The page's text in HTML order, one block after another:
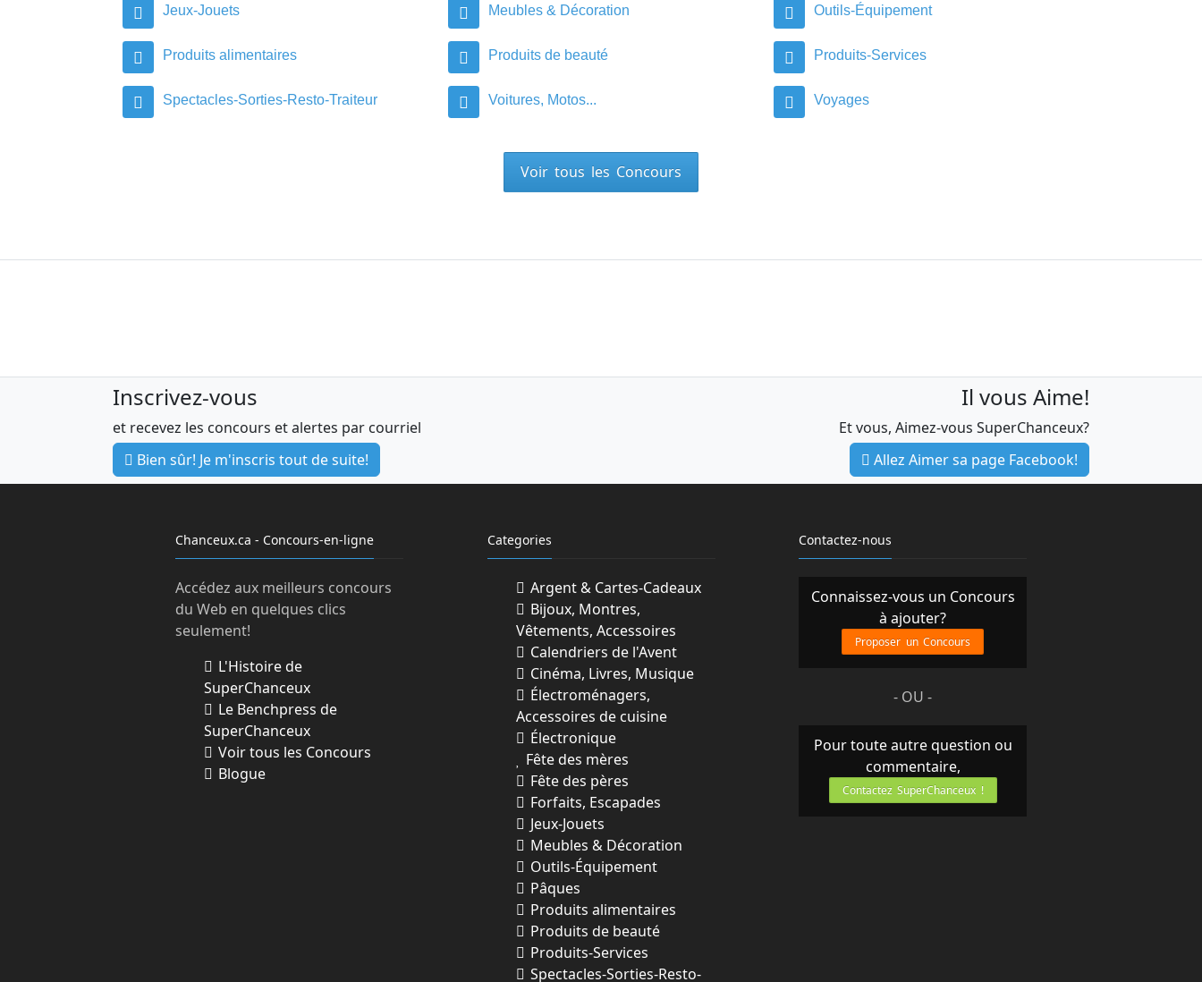
Jeux-Jouets Meubles & Décoration Outils-Équipement
Produits alimentaires Produits de beauté Produits-Services
Spectacles-Sorties-Resto-Traiteur Voitures, Motos... Voyages
Voir tous les Concours
Inscrivez-vous
et recevez les concours et alertes par courriel
Bien sûr! Je m'inscris tout de suite!
Il vous Aime!
Et vous, Aimez-vous SuperChanceux?
Allez Aimer sa page Facebook!
Chanceux.ca - Concours-en-ligne
Accédez aux meilleurs concours
du Web en quelques clics
seulement!
L'Histoire de
SuperChanceux
Le Benchpress de
SuperChanceux
Voir tous les Concours
Blogue
Categories
Argent & Cartes-Cadeaux
Bijoux, Montres,
Vêtements, Accessoires
Calendriers de l'Avent
Cinéma, Livres, Musique
Électroménagers,
Accessoires de cuisine
Électronique
Fête des mères
Fête des pères
Forfaits, Escapades
Jeux-Jouets
Meubles & Décoration
Outils-Équipement
Pâques
Produits alimentaires
Produits de beauté
Produits-Services
Spectacles-Sorties-Resto-
Contactez-nous
Connaissez-vous un Concours
à ajouter?
Proposer un Concours
- OU -
Pour toute autre question ou
commentaire,
Contactez SuperChanceux !